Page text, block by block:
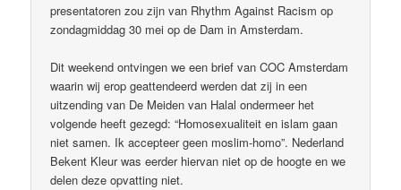
presentatoren zou zijn van Rhythm Against Racism op
zondagmiddag 30 mei op de Dam in Amsterdam.
Dit weekend ontvingen we een brief van COC Amsterdam
waarin wij erop geattendeerd werden dat zij in een
uitzending van De Meiden van Halal ondermeer het
volgende heeft gezegd: “Homosexualiteit en islam gaan
niet samen. Ik accepteer geen moslim-homo”. Nederland
Bekent Kleur was eerder hiervan niet op de hoogte en we
delen deze opvatting niet.